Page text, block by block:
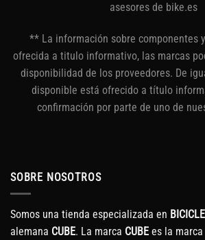
asesores de bike.es
** La información sobre componentes
ofrecida a titulo informativo, las marcas
disponibilidad de los proveedores. De
disponible está ofrecido a título
confirmación por parte de uno de
SOBRE NOSOTROS
Somos una tienda especializada en
alemana CUBE. La marca CUBE es la